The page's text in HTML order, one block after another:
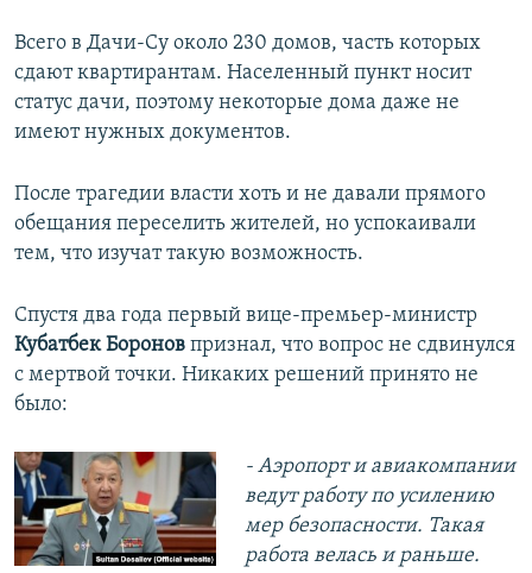
Всего в Дачи-Су около 230 домов, часть которых
сдают квартирантам. Населенный пункт носит
статус дачи, поэтому некоторые дома даже не
имеют нужных документов.
После трагедии власти хоть и не давали прямого
обещания переселить жителей, но успокаивали
тем, что изучат такую возможность.
Спустя два года первый вице-премьер-министр
Кубатбек Боронов признал, что вопрос не сдвинулся
с мертвой точки. Никаких решений принято не
было:
- Аэропорт и авиакомпании
ведут работу по усилению
мер безопасности. Такая
работа велась и раньше.